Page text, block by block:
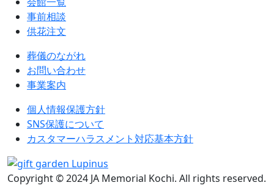
事前相談
供花注文
葬儀のながれ
お問い合わせ
事業案内
個人情報保護方針
SNS保護について
カスタマーハラスメント対応基本方針
Copyright © 2024 JA Memorial Kochi. All rights reserved.